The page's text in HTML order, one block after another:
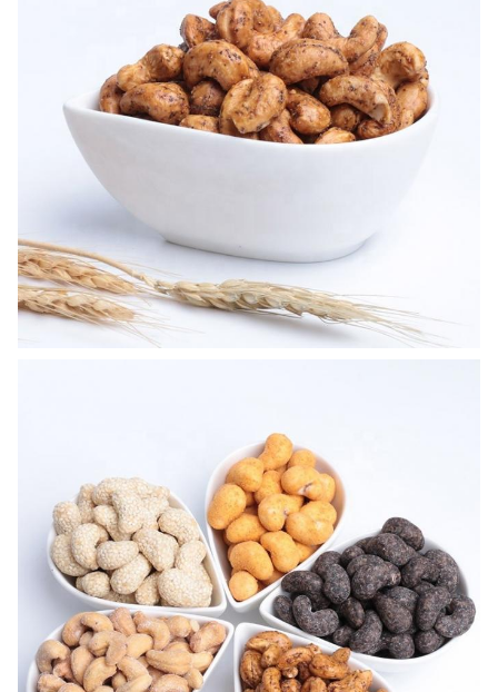
12 mesi
Standard di
qualità:
NON-GMO, mercato di UE
FDA no:
HS:
19041 00000
Certificato di
Verificato dallo SGS con di categoria
B
6kg/bag x2bag/CTN, borsa del
pacchetto del foglio di alluminio
Fuori
pacchetto:
12KG/ctn, colore doppio e giallo
Peso lordo: 12.6KG/ctn
CBM (³ DI
M.):
0.03=0.38*0.28*0.28m